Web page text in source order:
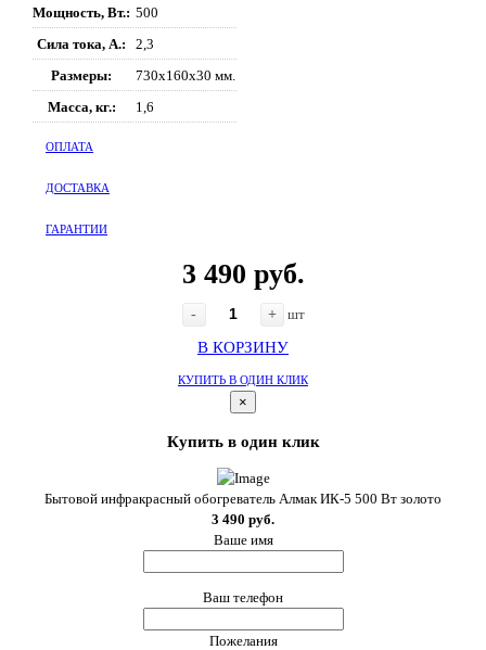
Мощность, Вт.: 500
Сила тока, А.:
2,3
Размеры:
730x160x30 мм.
Масса, кг.:
1,6
ОПЛАТА
ДОСТАВКА
ГАРАНТИИ
3 490 руб.
- + шт
В КОРЗИНУ
КУПИТЬ В ОДИН КЛИК
×
Купить в один клик
Бытовой инфракрасный обогреватель Алмак ИК-5 500 Вт золото
3 490 руб.
Ваше имя
Ваш телефон
Пожелания